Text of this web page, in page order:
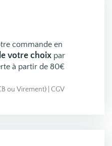
commande en
votre choix par
à partir de 80€
ou Virement) CGV